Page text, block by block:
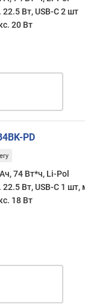
Вт, USB-C 2 шт
20 Вт
PD
74 Вт*ч, Li-Pol
Вт, USB-C 1 шт,
18 Вт